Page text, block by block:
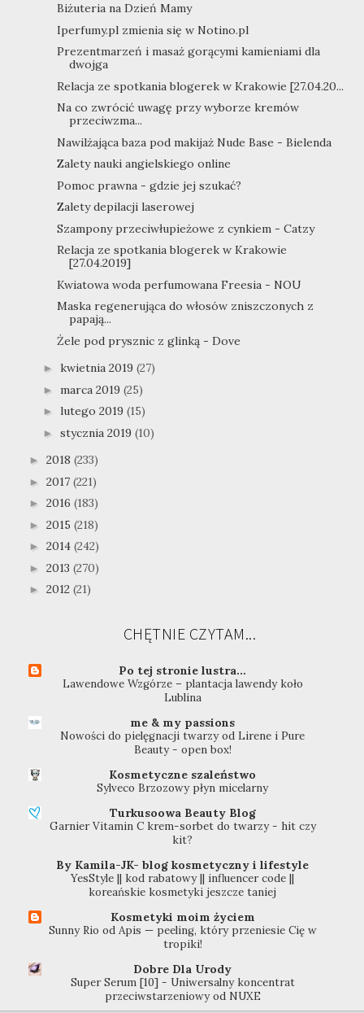
Biżuteria na Dzień Mamy
Iperfumy.pl zmienia się w Notino.pl
Prezentmarzeń i masaż gorącymi kamieniami dla
dwojga
Relacja ze spotkania blogerek w Krakowie [27.04.20...
Na co zwrócić uwagę przy wyborze kremów
przeciwzma...
Nawilżająca baza pod makijaż Nude Base - Bielenda
Zalety nauki angielskiego online
Pomoc prawna - gdzie jej szukać?
Zalety depilacji laserowej
Szampony przeciwłupieżowe z cynkiem - Catzy
Relacja ze spotkania blogerek w Krakowie
[27.04.2019]
Kwiatowa woda perfumowana Freesia - NOU
Maska regenerująca do włosów zniszczonych z
papają...
Żele pod prysznic z glinką - Dove
► kwietnia 2019 (27)
► marca 2019 (25)
► lutego 2019 (15)
► stycznia 2019 (10)
► 2018 (233)
► 2017 (221)
► 2016 (183)
► 2015 (218)
► 2014 (242)
► 2013 (270)
► 2012 (21)
CHĘTNIE CZYTAM...
Po tej stronie lustra...
Lawendowe Wzgórze – plantacja lawendy koło
Lublina
me & my passions
Nowości do pielęgnacji twarzy od Lirene i Pure
Beauty - open box!
Kosmetyczne szaleństwo
Sylveco Brzozowy płyn micelarny
Turkusoowa Beauty Blog
Garnier Vitamin C krem-sorbet do twarzy - hit czy
kit?
By Kamila-JK- blog kosmetyczny i lifestyle
YesStyle || kod rabatowy || influencer code ||
koreańskie kosmetyki jeszcze taniej
Kosmetyki moim życiem
Sunny Rio od Apis — peeling, który przeniesie Cię w
tropiki!
Dobre Dla Urody
Super Serum [10] - Uniwersalny koncentrat
przeciwstarzeniowy od NUXE